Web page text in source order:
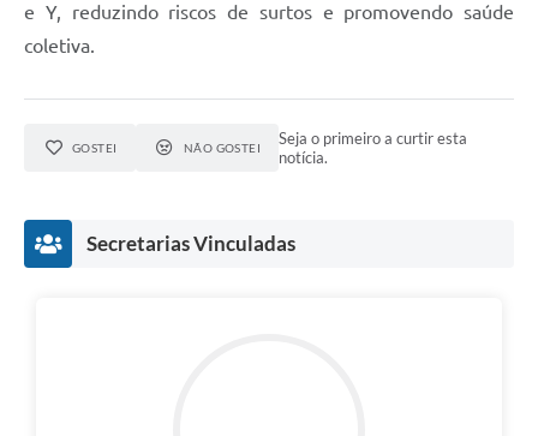
e Y, reduzindo riscos de surtos e promovendo saúde
coletiva.
GOSTEI NÃO GOSTEI
Seja o primeiro a curtir esta
notícia.
Secretarias Vinculadas